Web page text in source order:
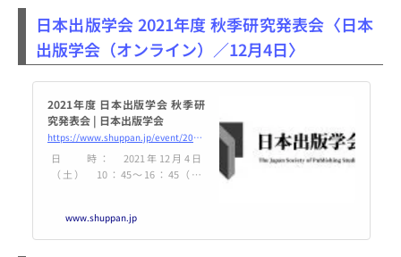
提供し、研究者等はその資源を
ます。
日本出版学会 2021年度 秋季研究発表会〈日本
出版学会（オンライン）／12月4日〉
2021年度 日本出版学会 秋季研
究発表会 | 日本出版学会
https://www.shuppan.jp/event/2021/10/25/1806/
日 時： 2021年12月4日
（土） 10：45～16：45（予
［プログラム］ 《会長あいさつ》
10：45～10：55 《研究発表の
www.shuppan.jp